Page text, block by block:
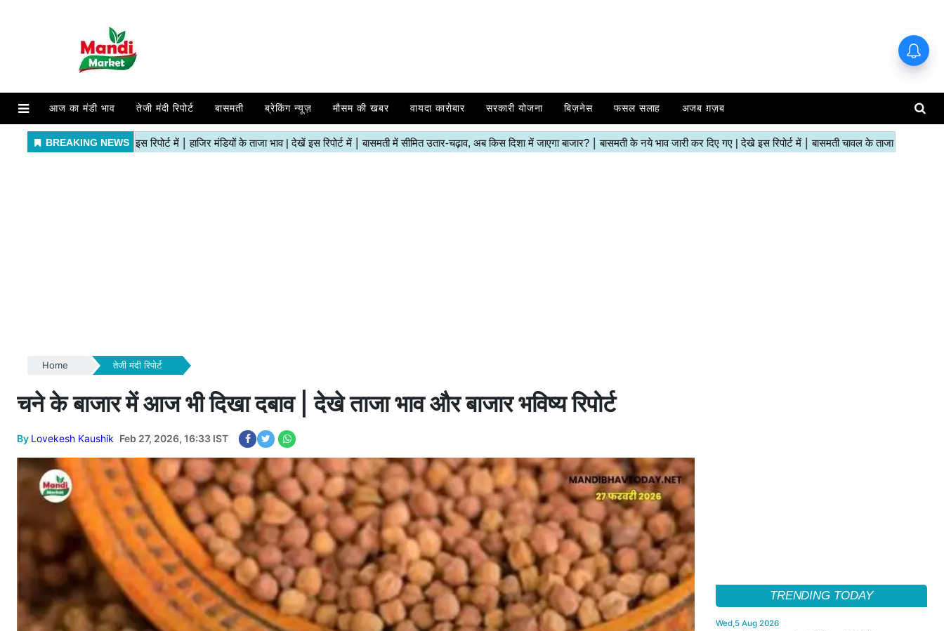
आज का मंडी भाव तेजी मंदी रिपोर्ट बासमती ब्रेकिंग न्यूज़ मौसम की खबर वायदा कारोबार सरकारी योजना बिज़नेस फसल सलाह अजब ग़ज़ब
Home तेजी मंदी रिपोर्ट
चने के बाजार में आज भी दिखा दबाव | देखे ताजा भाव और बाजार भविष्य रिपोर्ट
By Lovekesh Kaushik Feb 27, 2026, 16:33 IST
TRENDING TODAY
Wed,5 Aug 2026